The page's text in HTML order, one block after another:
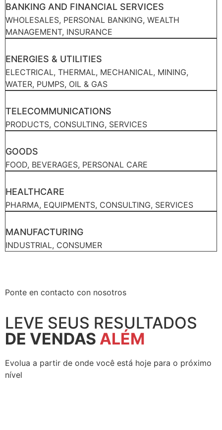
BANKING AND FINANCIAL SERVICES
WHOLESALES, PERSONAL BANKING, WEALTH
MANAGEMENT, INSURANCE
ENERGIES & UTILITIES
ELECTRICAL, THERMAL, MECHANICAL, MINING,
WATER, PUMPS, OIL & GAS
TELECOMMUNICATIONS
PRODUCTS, CONSULTING, SERVICES
GOODS
FOOD, BEVERAGES, PERSONAL CARE
HEALTHCARE
PHARMA, EQUIPMENTS, CONSULTING, SERVICES
MANUFACTURING
INDUSTRIAL, CONSUMER
Ponte en contacto con nosotros
LEVE SEUS RESULTADOS
DE VENDAS ALÉM
Evolua a partir de onde você está hoje para o próximo
nível